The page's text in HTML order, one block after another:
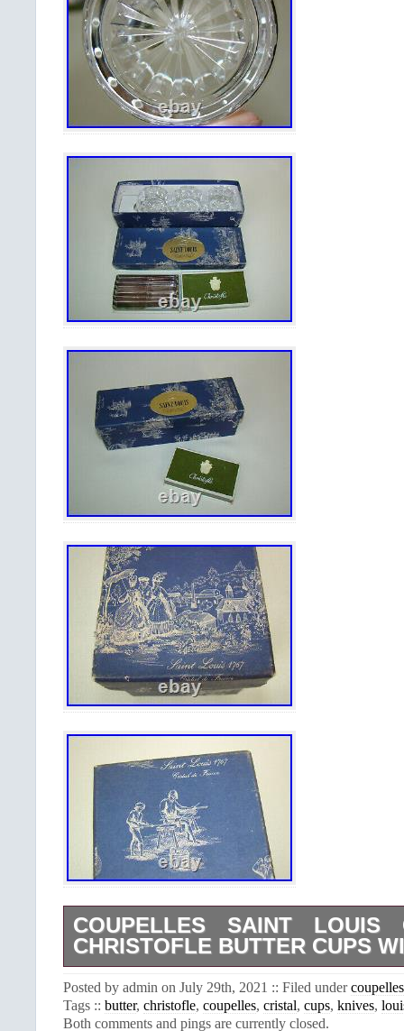
COUPELLES SAINT LOUIS
CHRISTOFLE BUTTER CUPS
Louis. Et X6 couteaux à beurre
dans leurs. Boites d’origine et
Posted by admin on July 29th, 2021 :: Filed undercoupelles
Tags :: butter, christofle, coupelles, cristal, cups, knives,
Both comments and pings are currently closed.